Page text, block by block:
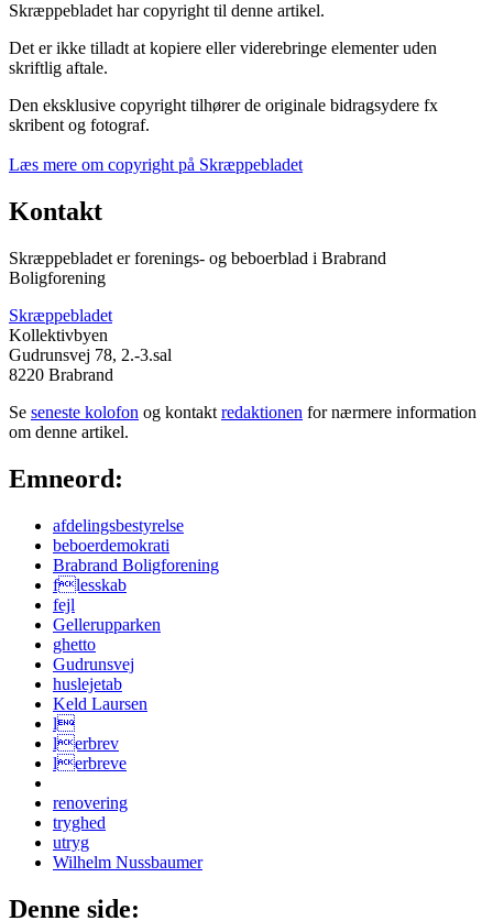
Skræppebladet har copyright til denne artikel.
Det er ikke tilladt at kopiere eller viderebringe elementer uden
skriftlig aftale.
Den eksklusive copyright tilhører de originale bidragsydere fx
skribent og fotograf.
Læs mere om copyright på Skræppebladet
Kontakt
Skræppebladet er forenings- og beboerblad i Brabrand
Boligforening
Skræppebladet
Kollektivbyen
Gudrunsvej 78, 2.-3.sal
8220 Brabrand
Se seneste kolofon og kontakt redaktionen for nærmere information
om denne artikel.
Emneord:
afdelingsbestyrelse
beboerdemokrati
Brabrand Boligforening
flesskab
fejl
Gellerupparken
ghetto
Gudrunsvej
huslejetab
Keld Laursen
l
lerbrev
lerbreve
renovering
tryghed
utryg
Wilhelm Nussbaumer
Denne side: